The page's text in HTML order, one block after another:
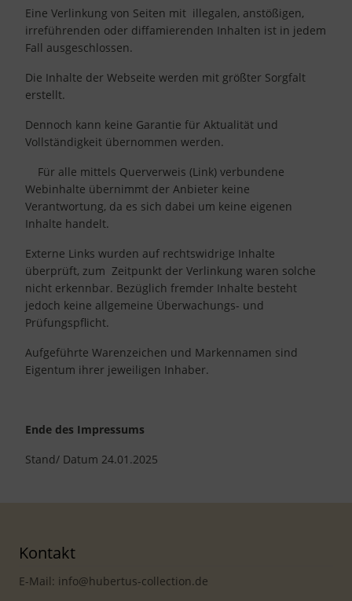
Eine Verlinkung von Seiten mit illegalen, anstößigen,
irreführenden oder diffamierenden Inhalten ist in jedem
Fall ausgeschlossen.
Die Inhalte der Webseite werden mit größter Sorgfalt
erstellt.
Dennoch kann keine Garantie für Aktualität und
Vollständigkeit übernommen werden.
Für alle mittels Querverweis (Link) verbundene
Webinhalte übernimmt der Anbieter keine
Verantwortung, da es sich dabei um keine eigenen
Inhalte handelt.
Externe Links wurden auf rechtswidrige Inhalte
überprüft, zum Zeitpunkt der Verlinkung waren solche
nicht erkennbar. Bezüglich fremder Inhalte besteht
jedoch keine allgemeine Überwachungs- und
Prüfungspflicht.
Aufgeführte Warenzeichen und Markennamen sind
Eigentum ihrer jeweiligen Inhaber.
Ende des Impressums
Stand/ Datum 24.01.2025
Kontakt
E-Mail: info@hubertus-collection.de